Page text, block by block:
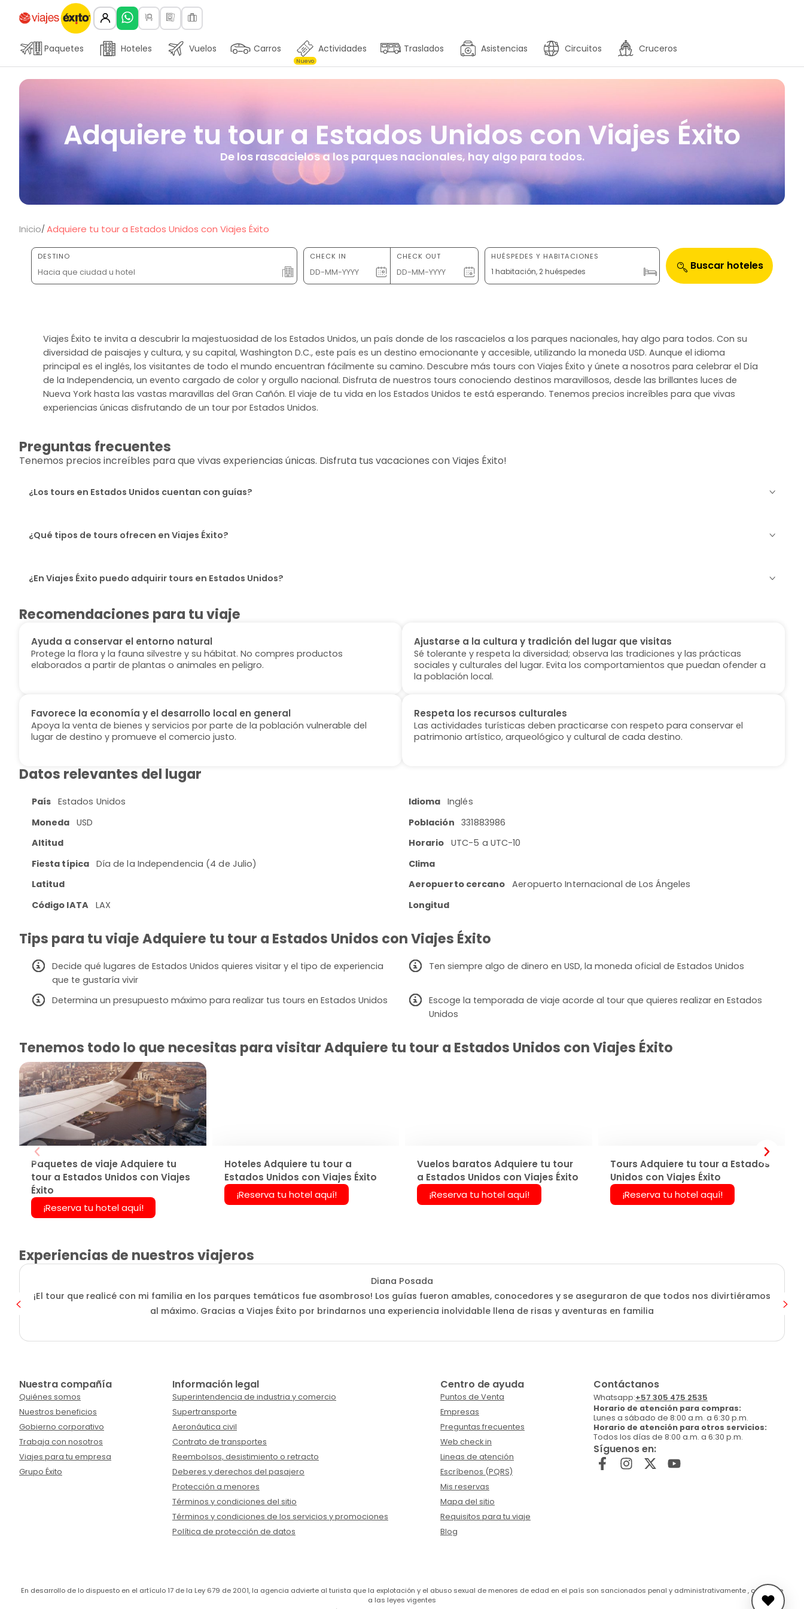
Paquetes Hoteles Vuelos Carros Actividades
Nuevo
Traslados Asistencias Circuitos Cruceros
Adquiere tu tour a Estados Unidos con Viajes Éxito
De los rascacielos a los parques nacionales, hay algo para todos.
Inicio Adquiere tu tour a Estados Unidos con Viajes Éxito
DESTINO CHECK IN CHECK OUT HUÉSPEDES Y HABITACIONES
1 habitación, 2 huéspedes Buscar hoteles
Viajes Éxito te invita a descubrir la majestuosidad de los Estados Unidos, un país donde de los rascacielos a los parques nacionales, hay algo para todos. Con su
diversidad de paisajes y cultura, y su capital, Washington D.C., este país es un destino emocionante y accesible, utilizando la moneda USD. Aunque el idioma
principal es el inglés, los visitantes de todo el mundo encuentran fácilmente su camino. Descubre más tours con Viajes Éxito y únete a nosotros para celebrar el Día
de la Independencia, un evento cargado de color y orgullo nacional. Disfruta de nuestros tours conociendo destinos maravillosos, desde las brillantes luces de
Nueva York hasta las vastas maravillas del Gran Cañón. El viaje de tu vida en los Estados Unidos te está esperando. Tenemos precios increíbles para que vivas
experiencias únicas disfrutando de un tour por Estados Unidos.
Preguntas frecuentes
Tenemos precios increíbles para que vivas experiencias únicas. Disfruta tus vacaciones con Viajes Éxito!
¿Los tours en Estados Unidos cuentan con guías?
¿Qué tipos de tours ofrecen en Viajes Éxito?
¿En Viajes Éxito puedo adquirir tours en Estados Unidos?
Recomendaciones para tu viaje
Ayuda a conservar el entorno natural
Protege la flora y la fauna silvestre y su hábitat. No compres productos
elaborados a partir de plantas o animales en peligro.
Ajustarse a la cultura y tradición del lugar que visitas
Sé tolerante y respeta la diversidad; observa las tradiciones y las prácticas
sociales y culturales del lugar. Evita los comportamientos que puedan ofender a
la población local.
Favorece la economía y el desarrollo local en general
Apoya la venta de bienes y servicios por parte de la población vulnerable del
lugar de destino y promueve el comercio justo.
Respeta los recursos culturales
Las actividades turísticas deben practicarse con respeto para conservar el
patrimonio artístico, arqueológico y cultural de cada destino.
Datos relevantes del lugar
País Estados Unidos Idioma Inglés
Moneda USD Población
331883986
Altitud
Horario
UTC-5 a UTC-10
Fiesta típica Día de la Independencia (4 de Julio)
Clima
Latitud
Aeropuerto cercano
Aeropuerto Internacional de Los Ángeles
Código IATA
LAX Longitud
Tips para tu viaje Adquiere tu tour a Estados Unidos con Viajes Éxito
Decide qué lugares de Estados Unidos quieres visitar y el tipo de experiencia
que te gustaría vivir
Ten siempre algo de dinero en USD, la moneda oficial de Estados Unidos
Determina un presupuesto máximo para realizar tus tours en Estados Unidos
Escoge la temporada de viaje acorde al tour que quieres realizar en Estados
Unidos
Tenemos todo lo que necesitas para visitar Adquiere tu tour a Estados Unidos con Viajes Éxito
Paquetes de viaje Adquiere tu
tour a Estados Unidos con Viajes
Éxito
¡Reserva tu hotel aquí!
Hoteles Adquiere tu tour a
Estados Unidos con Viajes Éxito
¡Reserva tu hotel aquí!
Vuelos baratos Adquiere tu tour
a Estados Unidos con Viajes Éxito
¡Reserva tu hotel aquí!
Tours Adquiere tu tour a Estados
Unidos con Viajes Éxito
¡Reserva tu hotel aquí!
Experiencias de nuestros viajeros
Diana Posada
¡El tour que realicé con mi familia en los parques temáticos fue asombroso! Los guías fueron amables, conocedores y se aseguraron de que todos nos divirtiéramos
al máximo. Gracias a Viajes Éxito por brindarnos una experiencia inolvidable llena de risas y aventuras en familia
Nuestra compañía
Quiénes somos
Nuestros beneficios
Gobierno corporativo
Trabaja con nosotros
Viajes para tu empresa
Grupo Éxito
Información legal
Superintendencia de industria y comercio
Supertransporte
Aeronáutica civil
Contrato de transportes
Reembolsos, desistimiento o retracto
Deberes y derechos del pasajero
Protección a menores
Términos y condiciones del sitio
Términos y condiciones de los servicios y promociones
Política de protección de datos
Centro de ayuda
Puntos de Venta
Empresas
Preguntas frecuentes
Web check in
Lineas de atención
Escríbenos (PQRS)
Mis reservas
Mapa del sitio
Requisitos para tu viaje
Blog
Contáctanos
Whatsapp:+57 305 475 2535
Horario de atención para compras:
Lunes a sábado de 8:00 a.m. a 6:30 p.m.
Horario de atención para otros servicios:
Todos los días de 8:00 a.m. a 6:30 p.m.
Síguenos en:
En desarrollo de lo dispuesto en el artículo 17 de la Ley 679 de 2001, la agencia advierte al turista que la explotación y el abuso sexual de menores de edad en el país son sancionados penal y administrativamente , conforme
a las leyes vigentes